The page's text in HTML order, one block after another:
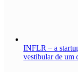
INFLR – a
vestibular de um